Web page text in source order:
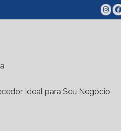
Ideal para Seu Negócio